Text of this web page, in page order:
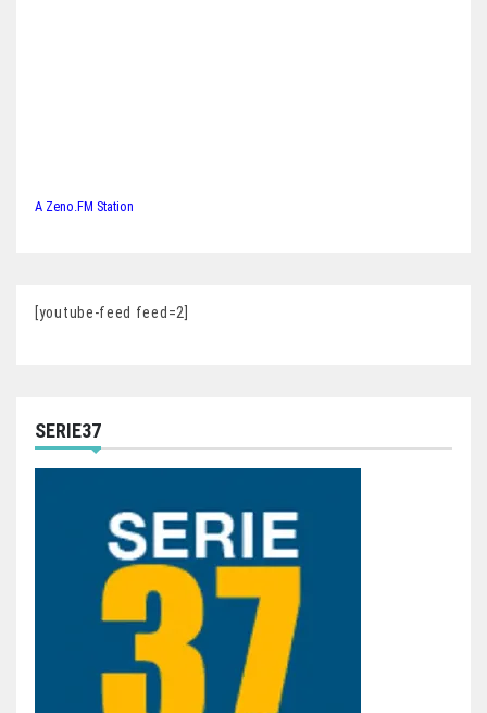
A Zeno.FM Station
[youtube-feed feed=2]
SERIE37